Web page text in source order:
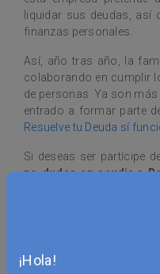
liquidar sus deudas, así
finanzas personales.
Así, año tras año, la
colaborando en cumplir
de personas. Ya son
entrado a formar parte
Resuelve tu Deuda sí
Si deseas ser partícipe
no dudes en acudir a
ellas, sino que también
financiera y lleves el
contactar con un experto
¡Hola!